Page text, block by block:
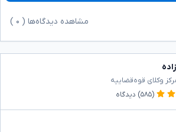
مشاهده دیدگاه‌ها ( ۰
وکلای قوه‌قضاییه
(۵۸۵) دیدگاه